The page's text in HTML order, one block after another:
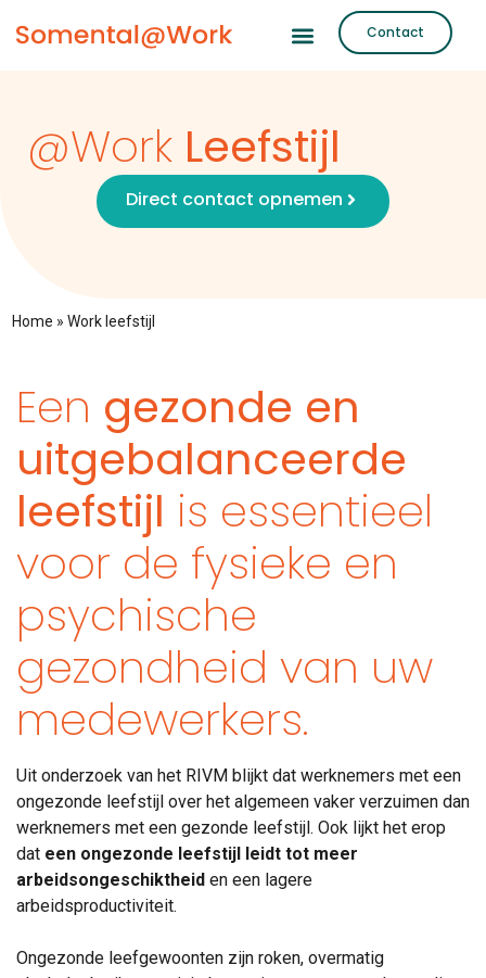
Contact
@Work Leefstijl
Direct contact opnemen
Home » Work leefstijl
Een gezonde en
uitgebalanceerde
leefstijl is essentieel
voor de fysieke en
psychische
gezondheid van uw
medewerkers.
Uit onderzoek van het RIVM blijkt dat werknemers met een
ongezonde leefstijl over het algemeen vaker verzuimen dan
werknemers met een gezonde leefstijl. Ook lijkt het erop
dat een ongezonde leefstijl leidt tot meer
arbeidsongeschiktheid en een lagere
arbeidsproductiviteit.
Ongezonde leefgewoonten zijn roken, overmatig